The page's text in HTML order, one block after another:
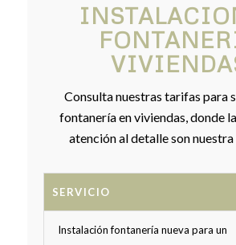
Consulta nuestras tarifas para
fontanería en viviendas, donde
atención al detalle son
SERVICIO
Instalación fontanería nueva para un